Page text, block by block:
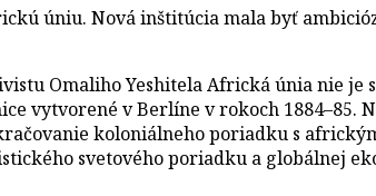
úniu. Nová inštitúcia mala byť
Omaliho Yeshitela Africká únia nie
vytvorené v Berlíne v rokoch
koloniálneho poriadku s
svetového poriadku a globálnej